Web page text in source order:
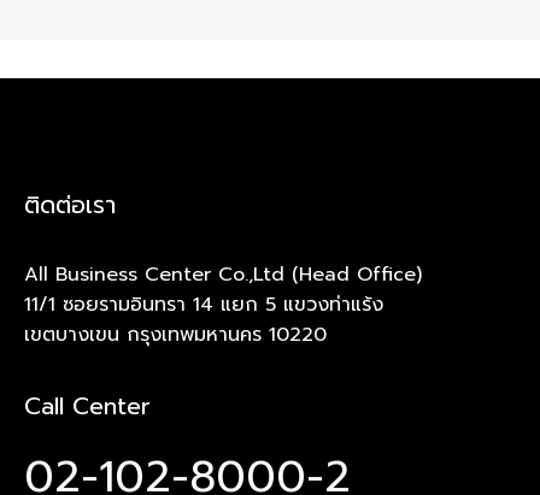
ติดต่อเรา
All Business Center Co.,Ltd (Head Office)
11/1 ซอยรามอินทรา 14 แยก 5 แขวงท่าแร้ง
เขตบางเขน กรุงเทพมหานคร 10220
Call Center
02-102-8000-2